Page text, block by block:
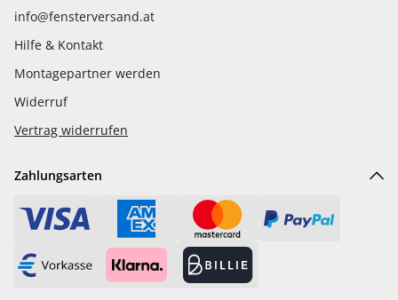
info@fensterversand.at
Hilfe & Kontakt
Montagepartner werden
Widerruf
Vertrag widerrufen
Zahlungsarten